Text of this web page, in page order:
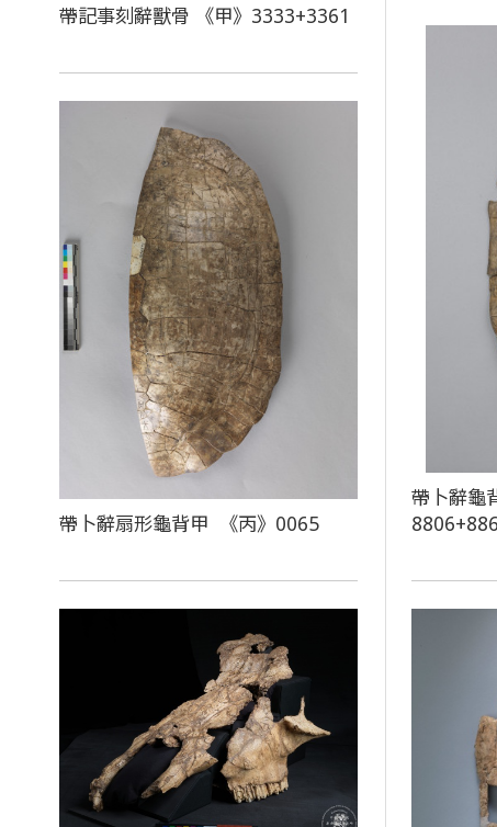
帶記事刻辭獸骨 《甲》3333+3361
帶卜辭龜
帶卜辭扇形龜背甲 《丙》0065